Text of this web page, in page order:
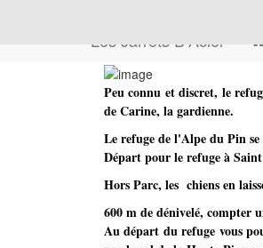
Les Jarrets D'Acier
Peu connu et discret, le
de Carine, la gardienne.
Le refuge de l'Alpe du Pin
Départ pour le refuge à
Hors Parc, les chiens en
600 m de dénivelé, compter
Au départ du refuge vous